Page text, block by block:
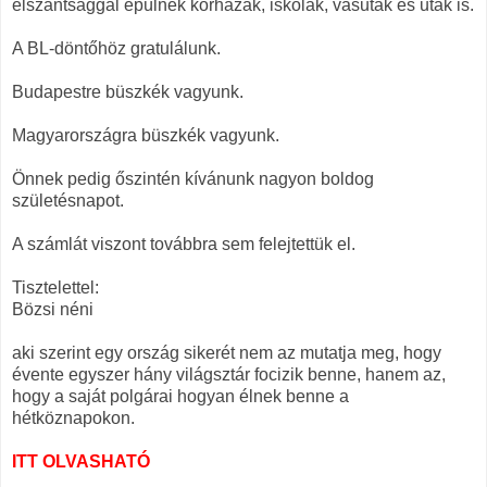
elszántsággal épülnek kórházak, iskolák, vasutak és utak is.
A BL-döntőhöz gratulálunk.
Budapestre büszkék vagyunk.
Magyarországra büszkék vagyunk.
Önnek pedig őszintén kívánunk nagyon boldog
születésnapot.
A számlát viszont továbbra sem felejtettük el.
Tisztelettel:
Bözsi néni
aki szerint egy ország sikerét nem az mutatja meg, hogy
évente egyszer hány világsztár focizik benne, hanem az,
hogy a saját polgárai hogyan élnek benne a
hétköznapokon.
ITT OLVASHATÓ